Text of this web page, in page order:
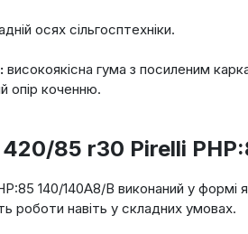
осях сільгосптехніки.
високоякісна гума з посиленим
опір коченню.
85 r30 Pirelli
140/140A8/B виконаний у формі
роботи навіть у складних умовах.